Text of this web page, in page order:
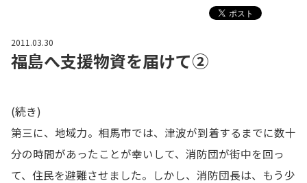
2011.03.30
福島へ支援物資を届けて②
(続き)
第三に、地域力。相馬市では、津波が到着するまでに数十
分の時間があったことが幸いして、消防団が街中を回っ
て、住民を避難させました。しかし、消防団長は、もう少